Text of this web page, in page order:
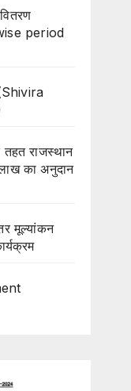
period
तहत राजस्थान
का अनुदान
मूल्यांकन